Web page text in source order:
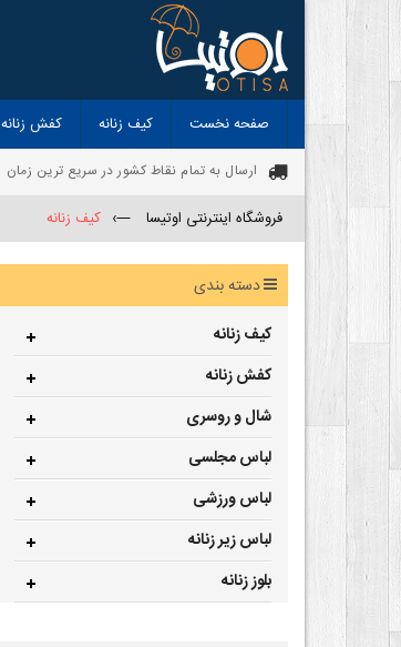
صفحه نخست کیف زنانه کفش زنانه
ارسال به تمام نقاط کشور در سریع ترین زمان
فروشگاه اینترنتی اوتیسا —› کیف زنانه
دسته بندی
کیف زنانه
کفش زنانه
شال و روسری
لباس مجلسی
لباس ورزشی
لباس زیر زنانه
بلوز زنانه